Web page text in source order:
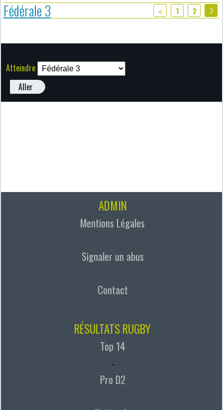
Fédérale 3 1 2 3
Atteindre
Aller
ADMIN
Mentions Légales
Signaler un abus
Contact
RÉSULTATS RUGBY
Top 14
-
Pro D2